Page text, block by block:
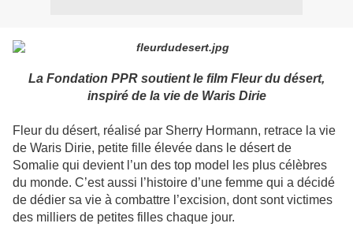
La Fondation PPR soutient le film Fleur du désert,
inspiré de la vie de Waris Dirie
Fleur du désert, réalisé par Sherry Hormann, retrace la vie
de Waris Dirie, petite fille élevée dans le désert de
Somalie qui devient l’un des top model les plus célèbres
du monde. C’est aussi l’histoire d’une femme qui a décidé
de dédier sa vie à combattre l’excision, dont sont victimes
des milliers de petites filles chaque jour.